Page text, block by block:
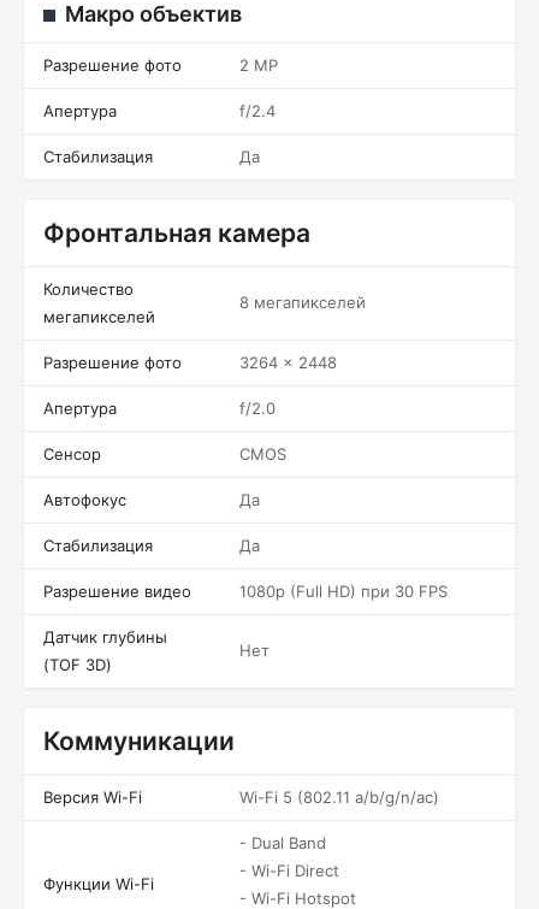
Макро объектив
Разрешение фото 2 MP
Апертура f/2.4
Стабилизация Да
Фронтальная камера
Количество
мегапикселей
8 мегапикселей
Разрешение фото 3264 x 2448
Апертура f/2.0
Сенсор CMOS
Автофокус Да
Стабилизация Да
Разрешение видео 1080p (Full HD) при 30 FPS
Датчик глубины
(TOF 3D)
Нет
Коммуникации
Версия Wi-Fi Wi-Fi 5 (802.11 a/b/g/n/ac)
Функции Wi-Fi
- Dual Band
- Wi-Fi Direct
- Wi-Fi Hotspot